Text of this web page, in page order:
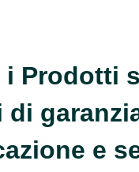
i Prodotti
di
e